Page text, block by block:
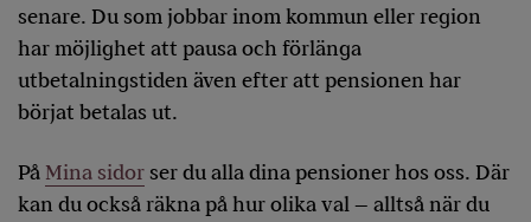
senare. Du som jobbar inom kommun eller region
har möjlighet att pausa och förlänga
utbetalningstiden även efter att pensionen har
börjat betalas ut.
På Mina sidor ser du alla dina pensioner hos oss. Där
kan du också räkna på hur olika val – alltså när du